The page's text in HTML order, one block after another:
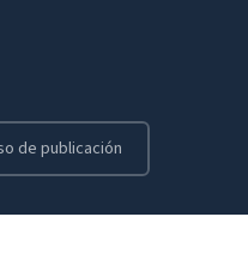
de publicación